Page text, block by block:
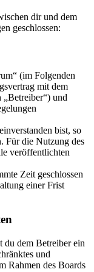
dir und dem
geschlossen:
(im Folgenden
mit dem
und
bist, so
Für die Nutzung des
veröffentlichten
Zeit geschlossen
einer Frist
du dem Betreiber ein
und
Rahmen des Boards